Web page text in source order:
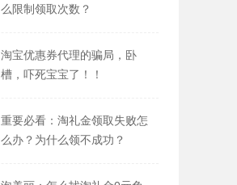
么限制领取次数？
淘宝优惠券代理的骗局，卧
槽，吓死宝宝了！！
重要必看：淘礼金领取失败怎
么办？为什么领不成功？